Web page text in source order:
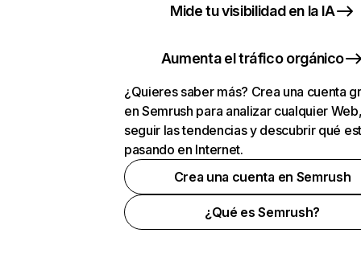
Mide tu visibilidad en la IA
Aumenta el tráfico orgánico
¿Quieres saber más? Crea una cuenta
en Semrush para analizar cualquier
seguir las tendencias y descubrir qué
pasando en Internet.
Crea una cuenta en Semrush
¿Qué es Semrush?